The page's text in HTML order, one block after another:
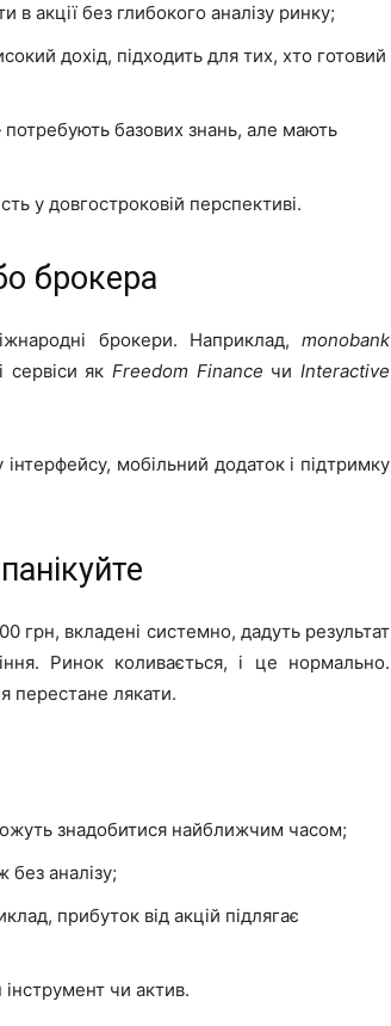
в акції без глибокого аналізу ринку;
дохід, підходить для тих, хто готовий
базових знань, але мають
у довгостроковій перспективі.
брокера
брокери. Наприклад, monobank
як Freedom Finance чиInteractive
інтерфейсу, мобільний додаток і підтримку
грн, вкладені системно, дадуть результат
Ринок коливається, і це нормально.
перестане лякати.
знадобитися найближчим часом;
аналізу;
прибуток від акцій підлягає
чи актив.